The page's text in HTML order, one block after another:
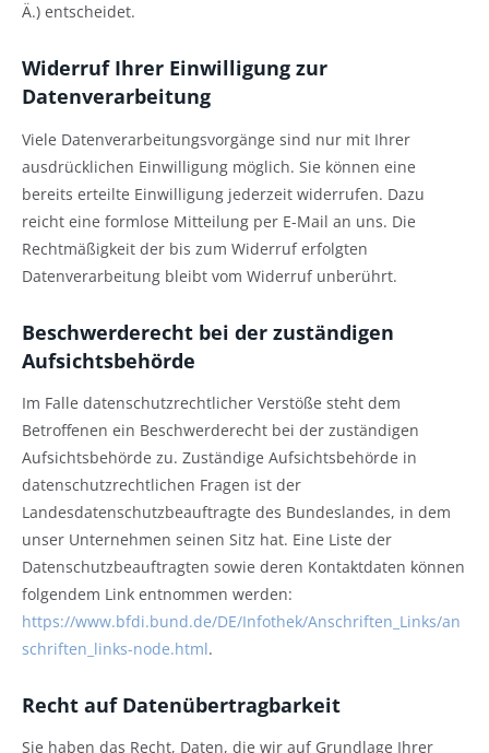
Ä.) entscheidet.
Widerruf Ihrer Einwilligung zur
Datenverarbeitung
Viele Datenverarbeitungsvorgänge sind nur mit Ihrer
ausdrücklichen Einwilligung möglich. Sie können eine
bereits erteilte Einwilligung jederzeit widerrufen. Dazu
reicht eine formlose Mitteilung per E-Mail an uns. Die
Rechtmäßigkeit der bis zum Widerruf erfolgten
Datenverarbeitung bleibt vom Widerruf unberührt.
Beschwerderecht bei der zuständigen
Aufsichtsbehörde
Im Falle datenschutzrechtlicher Verstöße steht dem
Betroffenen ein Beschwerderecht bei der zuständigen
Aufsichtsbehörde zu. Zuständige Aufsichtsbehörde in
datenschutzrechtlichen Fragen ist der
Landesdatenschutzbeauftragte des Bundeslandes, in dem
unser Unternehmen seinen Sitz hat. Eine Liste der
Datenschutzbeauftragten sowie deren Kontaktdaten können
folgendem Link entnommen werden:
https://www.bfdi.bund.de/DE/Infothek/Anschriften_Links/an
schriften_links-node.html.
Recht auf Datenübertragbarkeit
Sie haben das Recht, Daten, die wir auf Grundlage Ihrer